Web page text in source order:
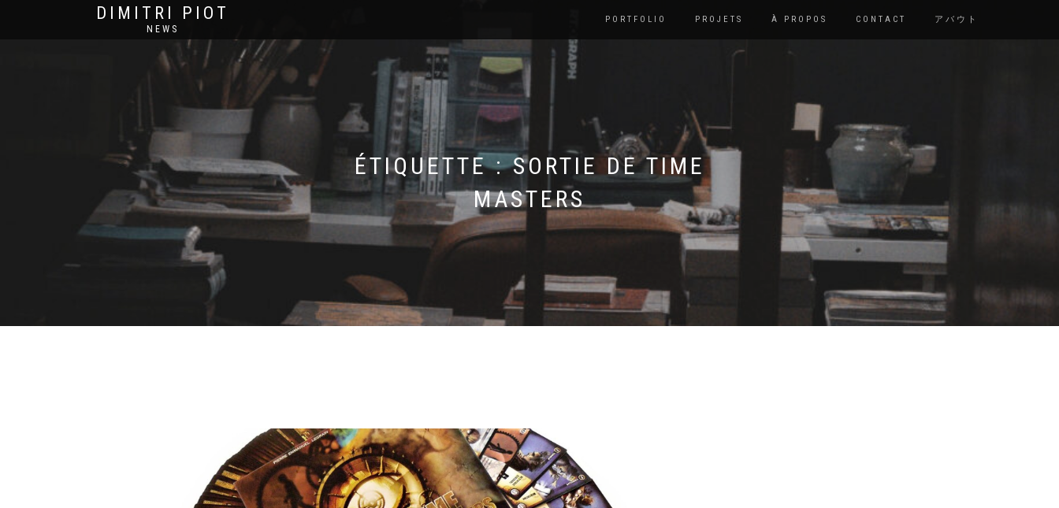
DIMITRI PIOT
NEWS
PORTFOLIO PROJETS À PROPOS CONTACT アバウト
ÉTIQUETTE :SORTIE DE TIME
MASTERS